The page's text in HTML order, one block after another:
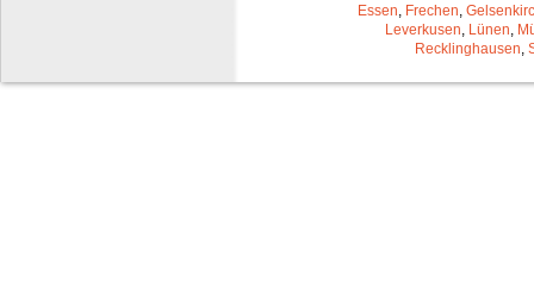
Essen Frechen
Leverkusen Lünen
Recklinghausen